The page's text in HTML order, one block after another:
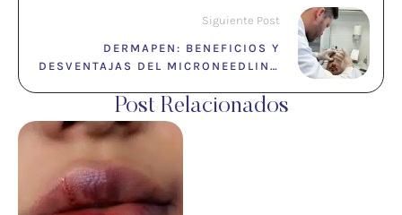
Siguiente Post
DERMAPEN: BENEFICIOS Y
DESVENTAJAS DEL MICRONEEDLING
Post Relacionados